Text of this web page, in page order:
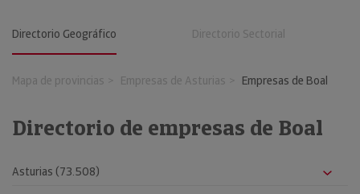
Directorio Geográfico Directorio Sectorial
Mapa de provincias Empresas de Asturias Empresas de Boal
Directorio de empresas de Boal